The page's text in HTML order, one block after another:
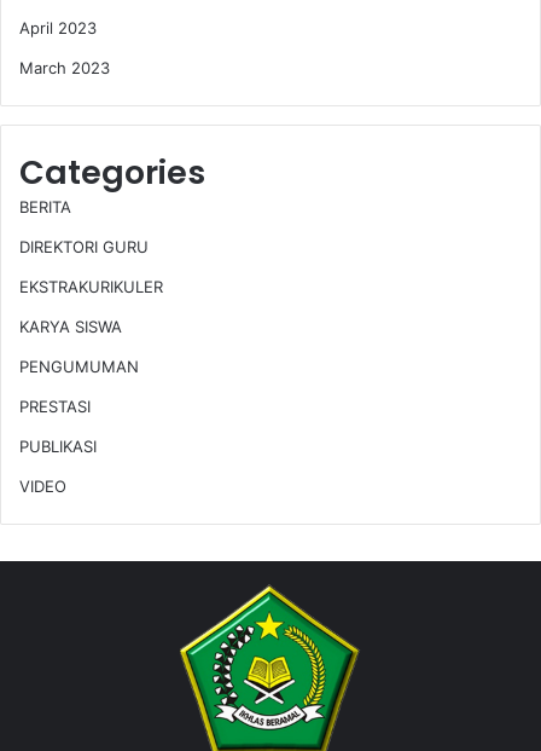
April 2023
March 2023
Categories
BERITA
DIREKTORI GURU
EKSTRAKURIKULER
KARYA SISWA
PENGUMUMAN
PRESTASI
PUBLIKASI
VIDEO